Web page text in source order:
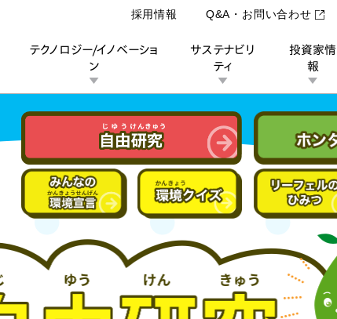
企業スポーツ モータースポーツ
テクノロジー/イノベーショ
ン
サステナビリ
ティ
り組み 品質への取り組み
投資家情
報
個人投資家の皆様へ Honda Report
採用情報 Q&A・お問い合わせ